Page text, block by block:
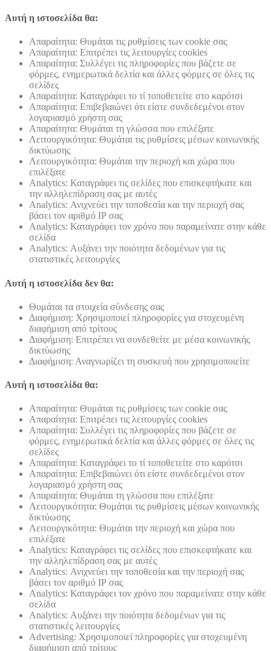
Αυτή η ιστοσελίδα θα:
Απαραίτητα: Θυμάται τις ρυθμίσεις των cookie σας
Απαραίτητα: Επιτρέπει τις λειτουργίες cookies
Απαραίτητα: Συλλέγει τις πληροφορίες που βάζετε σε
φόρμες, ενημερωτικά δελτία και άλλες φόρμες σε όλες τις
σελίδες
Απαραίτητα: Καταγράφει το τί τοποθετείτε στο καρότσι
Απαραίτητα: Επιβεβαιώνει ότι είστε συνδεδεμένοι στον
λογαριασμό χρήστη σας
Απαραίτητα: Θυμάται τη γλώσσα που επιλέξατε
Λειτουργικότητα: Θυμάται τις ρυθμίσεις μέσων κοινωνικής
δικτύωσης
Λειτουργικότητα: Θυμάται την περιοχή και χώρα που
επιλέξατε
Analytics: Καταγράφει τις σελίδες που επισκεφτήκατε και
την αλληλεπίδραση σας με αυτές
Analytics: Ανιχνεύει την τοποθεσία και την περιοχή σας
βάσει τον αριθμό ΙΡ σας
Analytics: Καταγράφει τον χρόνο που παραμείνατε στην κάθε
σελίδα
Analytics: Αυξάνει την ποιότητα δεδομένων για τις
στατιστικές λειτουργίες
Αυτή η ιστοσελίδα δεν θα:
Θυμάται τα στοιχεία σύνδεσης σας
Διαφήμιση: Χρησιμοποιεί πληροφορίες για στοχευμένη
διαφήμιση από τρίτους
Διαφήμιση: Επιτρέπει να συνδεθείτε με μέσα κοινωνικής
δικτύωσης
Διαφήμιση: Αναγνωρίζει τη συσκευή που χρησιμοποιείτε
Αυτή η ιστοσελίδα θα:
Απαραίτητα: Θυμάται τις ρυθμίσεις των cookie σας
Απαραίτητα: Επιτρέπει τις λειτουργίες cookies
Απαραίτητα: Συλλέγει τις πληροφορίες που βάζετε σε
φόρμες, ενημερωτικά δελτία και άλλες φόρμες σε όλες τις
σελίδες
Απαραίτητα: Καταγράφει το τί τοποθετείτε στο καρότσι
Απαραίτητα: Επιβεβαιώνει ότι είστε συνδεδεμένοι στον
λογαριασμό χρήστη σας
Απαραίτητα: Θυμάται τη γλώσσα που επιλέξατε
Λειτουργικότητα: Θυμάται τις ρυθμίσεις μέσων κοινωνικής
δικτύωσης
Λειτουργικότητα: Θυμάται την περιοχή και χώρα που
επιλέξατε
Analytics: Καταγράφει τις σελίδες που επισκεφτήκατε και
την αλληλεπίδραση σας με αυτές
Analytics: Ανιχνεύει την τοποθεσία και την περιοχή σας
βάσει τον αριθμό ΙΡ σας
Analytics: Καταγράφει τον χρόνο που παραμείνατε στην κάθε
σελίδα
Analytics: Αυξάνει την ποιότητα δεδομένων για τις
στατιστικές λειτουργίες
Advertising: Χρησιμοποιεί πληροφορίες για στοχευμένη
διαφήμιση από τρίτους